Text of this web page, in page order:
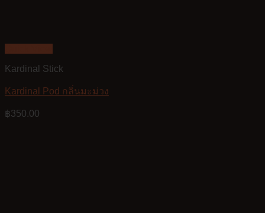
Kardinal Stick
Kardinal Pod กลิ่นมะม่วง
฿350.00